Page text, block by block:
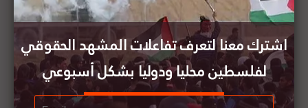
هيومن رايتس ووتش: الغارات الإسرائيلية على الأبراج
في غزة تنتهك قوانين الحرب الدولية
تنسيقية الجمعيات السياسية في مملكة البحرين
تنظم فعالية تضامنية مع الأسرى المضربين عن الطعام
اشترك معنا لتعرف تفاعلات المشهد الحقوقي
لفلسطين محليا ودوليا بشكل أسبوعي